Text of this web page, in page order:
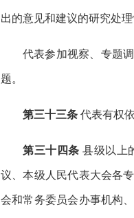
出的意见和建议的研究处
代表参加视察、专题
题。
第三十三条 代表有权
第三十四条 县级以上
议、本级人民代表大会各
会和常务委员会办事机构